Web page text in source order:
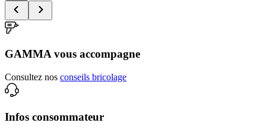
GAMMA vous accompagne
Consultez nos conseils bricolage
Infos consommateur